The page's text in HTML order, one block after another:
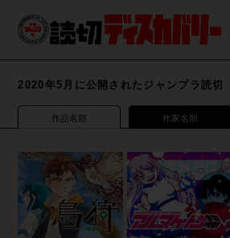
2020年5月に公開されたジャンプラ読切
作品名順 作家名順